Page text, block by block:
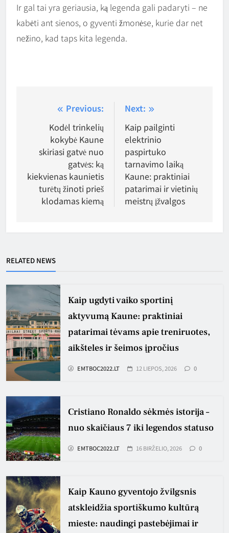
Ir gal tai yra geriausia, ką legenda gali padaryti – ne
kabėti ant sienos, o gyventi žmonėse, kurie dar net
nežino, kad taps kita legenda.
Navigacija
tarp
įrašų
Previous:
Kodėl trinkelių
kokybė Kaune
skiriasi gatvė nuo
gatvės: ką
kiekvienas kaunietis
turėtų žinoti prieš
klodamas kiemą
Next:
Kaip pailginti
elektrinio
paspirtuko
tarnavimo laiką
Kaune: praktiniai
patarimai ir vietinių
meistrų įžvalgos
RELATED NEWS
Kaip ugdyti vaiko sportinį
aktyvumą Kaune: praktiniai
patarimai tėvams apie treniruotes,
aikšteles ir šeimos įpročius
EMTBOC2022.LT 12 LIEPOS, 2026 0
Cristiano Ronaldo sėkmės istorija –
nuo skaičiaus 7 iki legendos statuso
EMTBOC2022.LT 16 BIRŽELIO, 2026 0
Kaip Kauno gyventojo žvilgsnis
atskleidžia sportiškumo kultūrą
mieste: naudingi pastebėjimai ir